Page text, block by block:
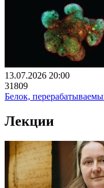
13.07.2026 20:00
31809
Белок,
Лекции